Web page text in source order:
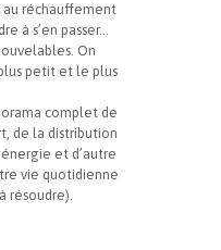
réchauffement
à s’en passer…
On
petit et le plus
complet de
de la distribution
et d’autre
vie quotidienne
résoudre).